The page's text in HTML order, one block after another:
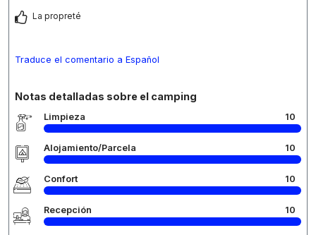
La propreté
Traduce el comentario a Español
Notas detalladas sobre el camping
Limpieza 10
Alojamiento/Parcela 10
Confort 10
Recepción 10